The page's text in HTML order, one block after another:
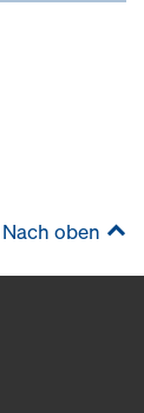
Nach oben